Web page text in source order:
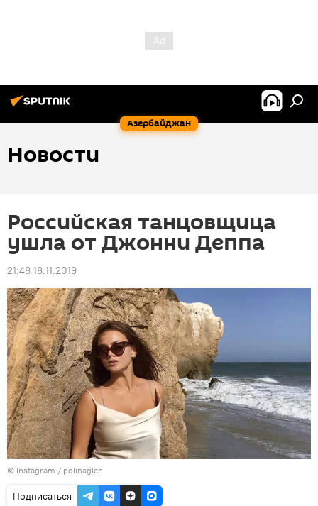
Азербайджан
Новости
Российская танцовщица
ушла от Джонни Деппа
21:48 18.11.2019
© Instagram / polinaglen
Подписаться